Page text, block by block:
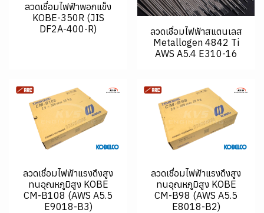
ลวดเชื่อมไฟฟ้าพอกแข็ง
KOBE-350R (JIS
DF2A-400-R)
ลวดเชื่อมไฟฟ้าสแตนเลส
Metallogen 4842 Ti
AWS A5.4 E310-16
ลวดเชื่อมไฟฟ้าแรงดึงสูง
ทนอุณหภูมิสูง KOBE
CM-B108 (AWS A5.5
E9018-B3)
ลวดเชื่อมไฟฟ้าแรงดึงสูง
ทนอุณหภูมิสูง KOBE
CM-B98 (AWS A5.5
E8018-B2)